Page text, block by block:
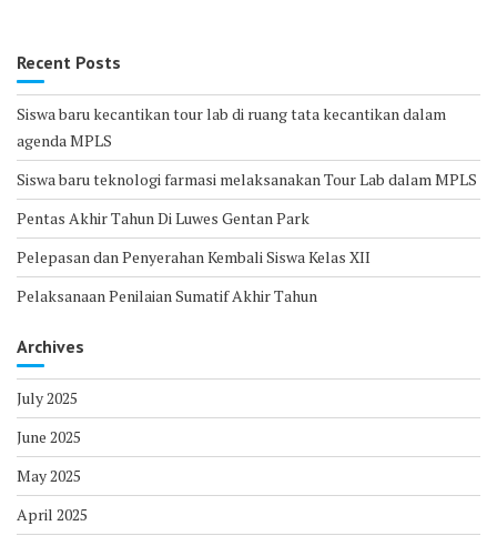
Recent Posts
Siswa baru kecantikan tour lab di ruang tata kecantikan dalam
agenda MPLS
Siswa baru teknologi farmasi melaksanakan Tour Lab dalam MPLS
Pentas Akhir Tahun Di Luwes Gentan Park
Pelepasan dan Penyerahan Kembali Siswa Kelas XII
Pelaksanaan Penilaian Sumatif Akhir Tahun
Archives
July 2025
June 2025
May 2025
April 2025